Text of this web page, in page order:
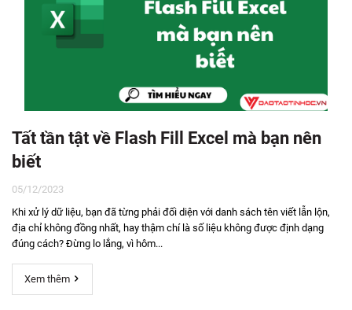
Tất tần tật về Flash Fill Excel mà bạn nên
biết
05/12/2023
Khi xử lý dữ liệu, bạn đã từng phải đối diện với danh sách tên viết lẫn lộn,
địa chỉ không đồng nhất, hay thậm chí là số liệu không được định dạng
đúng cách? Đừng lo lắng, vì hôm...
Xem thêm